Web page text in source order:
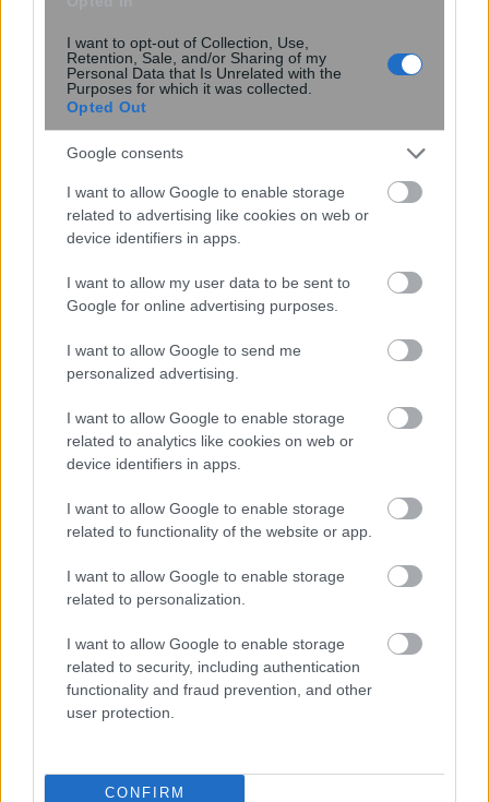
I want to opt-out of Collection, Use,
Retention, Sale, and/or Sharing of my
Personal Data that Is Unrelated with the
Purposes for which it was collected.
Opted Out
Google consents
I want to allow Google to enable storage
related to advertising like cookies on web or
device identifiers in apps.
I want to allow my user data to be sent to
Google for online advertising purposes.
I want to allow Google to send me
personalized advertising.
I want to allow Google to enable storage
related to analytics like cookies on web or
device identifiers in apps.
I want to allow Google to enable storage
related to functionality of the website or app.
I want to allow Google to enable storage
related to personalization.
I want to allow Google to enable storage
related to security, including authentication
functionality and fraud prevention, and other
user protection.
CONFIRM
Σας βομβαρδίζει ο σύντροφος σας με
αγάπη; Πότε το love bombing δείχνει
πρόβλημα
ΙΣΑ για έξαρση του ιού του Δυτικού
Νείλου στην Αττική: Ζητά άμεση
εντατικοποίηση των μέτρων κατά των